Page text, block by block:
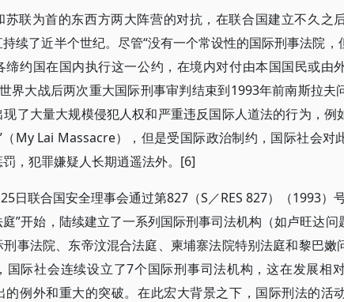
苏联为首的东西方两大阵营的对抗，在联合国建立不久之
续了近半个世纪。尽管“没有一个常设性的国际刑事法院
缔约国在国内执行这一公约，在境内对付由本国国民或由
界大战后两次重大国际刑事审判结束到1993年前南斯拉夫
了大量大规模侵犯人权和严重违反国际人道法的行为，例
（My Lai Massacre），但是受国际政治制约，国际社会对
，犯罪嫌疑人长期逍遥法外。[6]
日联合国安全理事会通过第827（S／RES 827）（1993）
”开始，陆续建立了一系列国际刑事司法机构（如卢旺达
事法院、东帝汶混合法庭、柬埔寨法院特别法庭和黎巴嫩
国际社会连续设立了7个国际刑事司法机构，这在发展相
的例外和重大的突破。在此宏大背景之下，国际刑法的活